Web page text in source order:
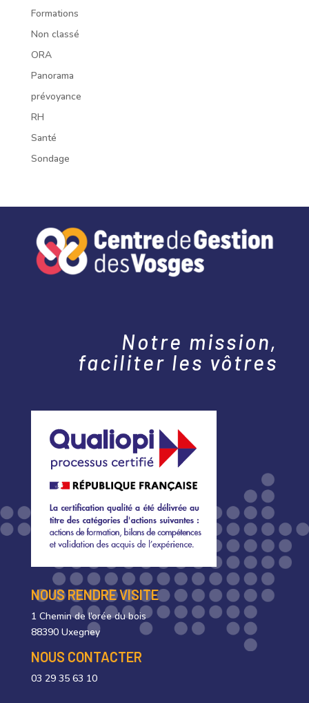
Formations
Non classé
ORA
Panorama
prévoyance
RH
Santé
Sondage
Notre mission,
faciliter les vôtres
NOUS RENDRE VISITE
1 Chemin de l’orée du bois
88390 Uxegney
NOUS CONTACTER
03 29 35 63 10